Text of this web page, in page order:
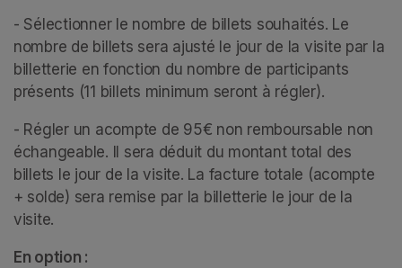
- Sélectionner le nombre de billets souhaités. Le
nombre de billets sera ajusté le jour de la visite par la
billetterie en fonction du nombre de participants
présents (11 billets minimum seront à régler).
- Régler un acompte de 95€ non remboursable non
échangeable. Il sera déduit du montant total des
billets le jour de la visite. La facture totale (acompte
+ solde) sera remise par la billetterie le jour de la
visite.
En option :